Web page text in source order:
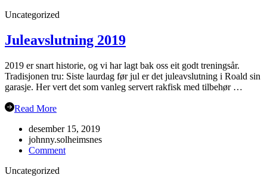
Uncategorized
Juleavslutning 2019
2019 er snart historie, og vi har lagt bak oss eit godt treningsår.
Tradisjonen tru: Siste laurdag før jul er det juleavslutning i Roald sin
garasje. Her vert det som vanleg servert rakfisk med tilbehør …
Read More
desember 15, 2019
johnny.solheimsnes
Commenton
Uncategorized